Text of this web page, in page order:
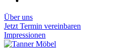
Über uns
Jetzt Termin vereinbaren
Impressionen